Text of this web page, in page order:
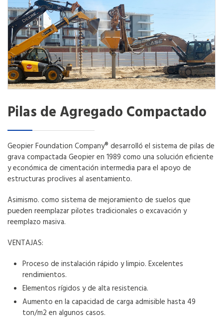
Pilas de Agregado Compactado
Geopier Foundation Company® desarrolló el sistema de pilas de
grava compactada Geopier en 1989 como una solución eficiente
y económica de cimentación intermedia para el apoyo de
estructuras proclives al asentamiento.
Asimismo. como sistema de mejoramiento de suelos que
pueden reemplazar pilotes tradicionales o excavación y
reemplazo masiva.
VENTAJAS:
Proceso de instalación rápido y limpio. Excelentes
rendimientos.
Elementos rígidos y de alta resistencia.
Aumento en la capacidad de carga admisible hasta 49
ton/m2 en algunos casos.